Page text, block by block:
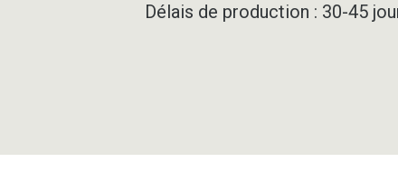
Délais de production : 30-45